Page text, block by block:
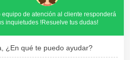
equipo de atención al cliente responderá
inquietudes !Resuelve tus dudas!
¿En qué te puedo ayudar?